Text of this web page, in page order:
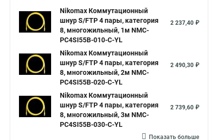
Nikomax Коммутационный
шнур S/FTP 4 пары, категория
8, многожильный, 1м NMC-
PC4SI55B-010-C-YL
2 237,40 ₽
Nikomax Коммутационный
шнур S/FTP 4 пары, категория
8, многожильный, 2м NMC-
PC4SI55B-020-C-YL
2 490,30 ₽
Nikomax Коммутационный
шнур S/FTP 4 пары, категория
8, многожильный, 3м NMC-
PC4SI55B-030-C-YL
2 739,60 ₽
Показать больше